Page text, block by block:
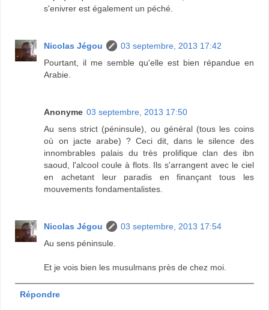
s'enivrer est également un péché.
Nicolas Jégou
03 septembre, 2013 17:42
Pourtant, il me semble qu'elle est bien répandue en
Arabie.
Anonyme 03 septembre, 2013 17:50
Au sens strict (péninsule), ou général (tous les coins
où on jacte arabe) ? Ceci dit, dans le silence des
innombrables palais du très prolifique clan des ibn
saoud, l'alcool coule à flots. Ils s'arrangent avec le ciel
en achetant leur paradis en finançant tous les
mouvements fondamentalistes.
Nicolas Jégou
03 septembre, 2013 17:54
Au sens péninsule.
Et je vois bien les musulmans près de chez moi.
Répondre